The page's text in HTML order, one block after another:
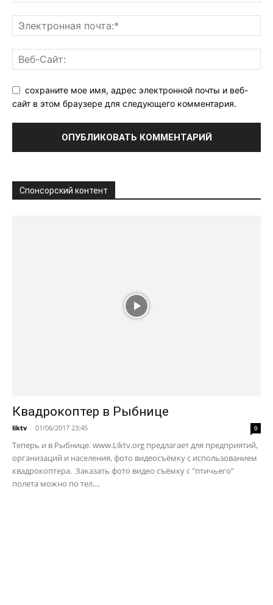
сохраните мое имя, адрес электронной почты и веб-
сайт в этом браузере для следующего комментария.
Спонсорский контент
Квадрокоптер в Рыбнице
liktv - 01/06/2017 23:45 0
Теперь и в Рыбнице. www.Liktv.org предлагает для предприятий,
организаций и населения, фото видеосъёмку с использованием
квадрокоптера. Заказать фото видео съёмку с "птичьего"
полета можно по тел....